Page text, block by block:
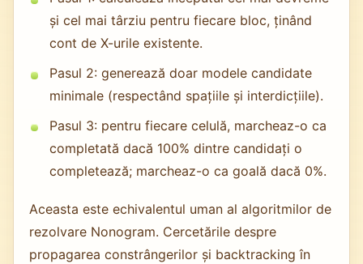
și cel mai târziu pentru fiecare bloc, ținând
cont de X-urile existente.
Pasul 2: generează doar modele candidate
minimale (respectând spațiile și interdicțiile).
Pasul 3: pentru fiecare celulă, marcheaz-o ca
completată dacă 100% dintre candidați o
completează; marcheaz-o ca goală dacă 0%.
Aceasta este echivalentul uman al algoritmilor de
rezolvare Nonogram. Cercetările despre
propagarea constrângerilor și backtracking în